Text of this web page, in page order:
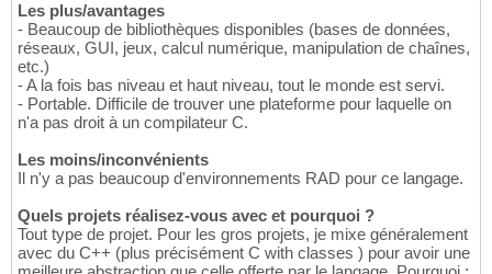
Les plus/avantages
- Beaucoup de bibliothèques disponibles (bases de données,
réseaux, GUI, jeux, calcul numérique, manipulation de chaînes,
etc.)
- A la fois bas niveau et haut niveau, tout le monde est servi.
- Portable. Difficile de trouver une plateforme pour laquelle on
n'a pas droit à un compilateur C.
Les moins/inconvénients
Il n'y a pas beaucoup d'environnements RAD pour ce langage.
Quels projets réalisez-vous avec et pourquoi ?
Tout type de projet. Pour les gros projets, je mixe généralement
avec du C++ (plus précisément C with classes ) pour avoir une